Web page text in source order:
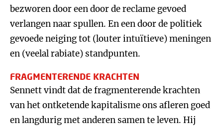
bezworen door een door de reclame gevoed
verlangen naar spullen. En een door de politiek
gevoede neiging tot (louter intuïtieve) meningen
en (veelal rabiate) standpunten.
FRAGMENTERENDE KRACHTEN
Sennett vindt dat de fragmenterende krachten
van het ontketende kapitalisme ons afleren goed
en langdurig met anderen samen te leven. Hij